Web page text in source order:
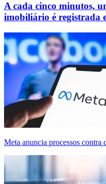
A cada cinco minutos,
imobiliário é registrada
Meta anuncia processos contra